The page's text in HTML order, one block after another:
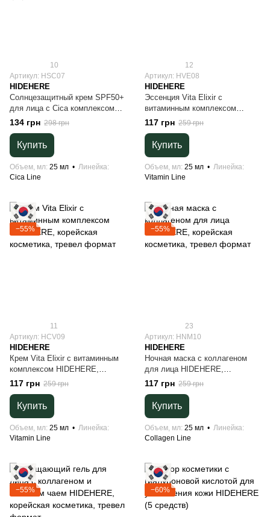
10
Артикул: HSC07
HIDEHERE
Солнцезащитный крем SPF50+
для лица с Cica комплексом
HIDEHERE, корейская
косметика, тревел формат
134 грн 298 грн
Купить
Объем, мл 25 мл
Линейка
Cica Line
12
Артикул: HVE08
HIDEHERE
Эссенция Vita Elixir с
витаминным комплексом
HIDEHERE, корейская
косметика, тревел формат
117 грн 259 грн
Купить
Объем, мл 25 мл
Линейка
Vitamin Line
−55%
11
Артикул: HCV09
HIDEHERE
Крем Vita Elixir с витаминным
комплексом HIDEHERE,
корейская косметика, тревел
формат
117 грн 259 грн
Купить
Объем, мл 25 мл
Линейка
Vitamin Line
−55%
23
Артикул: HNM10
HIDEHERE
Ночная маска с коллагеном
для лица HIDEHERE,
корейская косметика, тревел
формат
117 грн 259 грн
Купить
Объем, мл 25 мл
Линейка
Collagen Line
−55% −60%